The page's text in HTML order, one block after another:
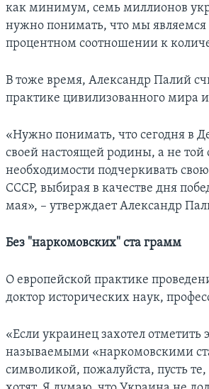
как минимум, семь миллионов
нужно понимать, что мы являемся
процентном соотношении к
В тоже время, Александр Палий
практике цивилизованного мира
«Нужно понимать, что сегодня в
своей настоящей родины, а не
необходимости подчеркивать
СССР, выбирая в качестве дня
мая», – утверждает Александр
Без "наркомовских" ста грамм
О европейской практике
доктор исторических наук,
«Если украинец захотел отметить
называемыми «наркомовскими
символикой, пожалуйста, пусть